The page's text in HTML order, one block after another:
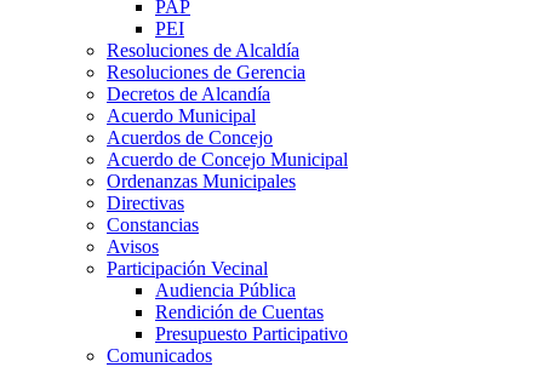
PAP
PEI
Resoluciones de Alcaldía
Resoluciones de Gerencia
Decretos de Alcandía
Acuerdo Municipal
Acuerdos de Concejo
Acuerdo de Concejo Municipal
Ordenanzas Municipales
Directivas
Constancias
Avisos
Participación Vecinal
Audiencia Pública
Rendición de Cuentas
Presupuesto Participativo
Comunicados